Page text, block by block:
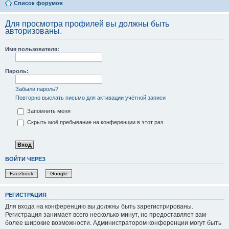
Список форумов
Для просмотра профилей вы должны быть
авторизованы.
Имя пользователя:
Пароль:
Забыли пароль?
Повторно выслать письмо для активации учётной записи
Запомнить меня
Скрыть моё пребывание на конференции в этот раз
ВОЙТИ ЧЕРЕЗ
Facebook Google
РЕГИСТРАЦИЯ
Для входа на конференцию вы должны быть зарегистрированы.
Регистрация занимает всего несколько минут, но предоставляет вам
более широкие возможности. Администратором конференции могут быть